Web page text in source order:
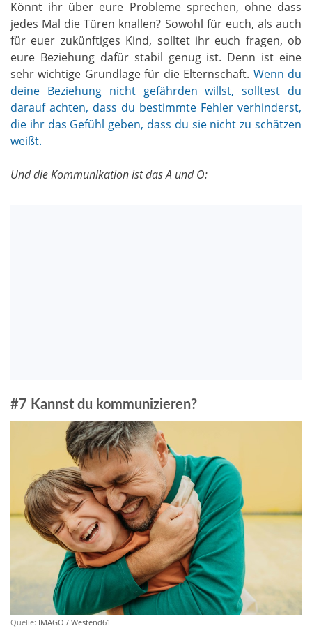
Könnt ihr über eure Probleme sprechen, ohne dass
jedes Mal die Türen knallen? Sowohl für euch, als auch
für euer zukünftiges Kind, solltet ihr euch fragen, ob
eure Beziehung dafür stabil genug ist. Denn ist eine
sehr wichtige Grundlage für die Elternschaft. Wenn du
deine Beziehung nicht gefährden willst, solltest du
darauf achten, dass du bestimmte Fehler verhinderst,
die ihr das Gefühl geben, dass du sie nicht zu schätzen
weißt.
Und die Kommunikation ist das A und O:
#7 Kannst du kommunizieren?
Quelle: IMAGO / Westend61